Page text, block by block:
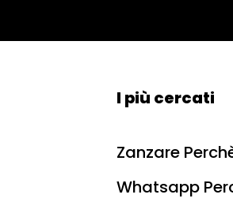
I più cercati
Zanzare
Whatsapp